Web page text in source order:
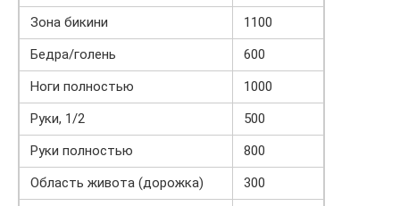
Зона бикини
1100
Бедра/голень
600
Ноги полностью
1000
Руки, 1/2
500
Руки полностью
800
Область живота (дорожка)
300